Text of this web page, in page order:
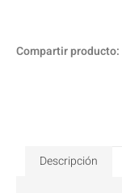
Compartir producto:
Descripción